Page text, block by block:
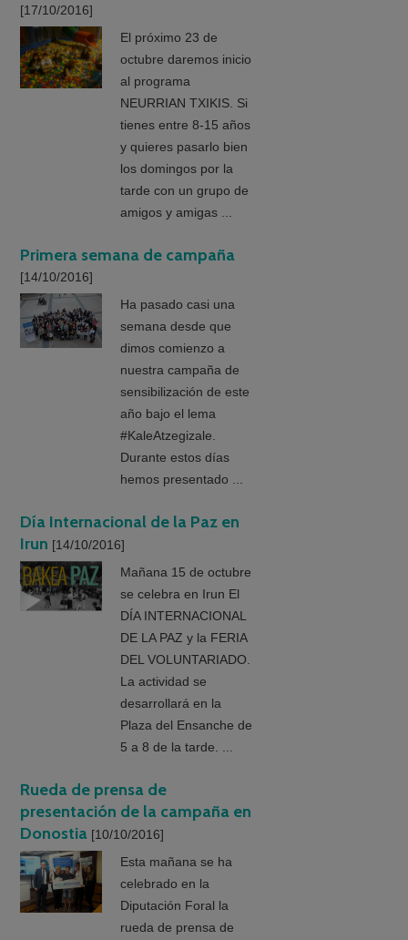
[17/10/2016]
El próximo 23 de
octubre daremos inicio
al programa
NEURRIAN TXIKIS. Si
tienes entre 8-15 años
y quieres pasarlo bien
los domingos por la
tarde con un grupo de
amigos y amigas ...
Primera semana de campaña
[14/10/2016]
Ha pasado casi una
semana desde que
dimos comienzo a
nuestra campaña de
sensibilización de este
año bajo el lema
#KaleAtzegizale.
Durante estos días
hemos presentado ...
Día Internacional de la Paz en
Irun [14/10/2016]
Mañana 15 de octubre
se celebra en Irun El
DÍA INTERNACIONAL
DE LA PAZ y la FERIA
DEL VOLUNTARIADO.
La actividad se
desarrollará en la
Plaza del Ensanche de
5 a 8 de la tarde. ...
Rueda de prensa de
presentación de la campaña en
Donostia [10/10/2016]
Esta mañana se ha
celebrado en la
Diputación Foral la
rueda de prensa de